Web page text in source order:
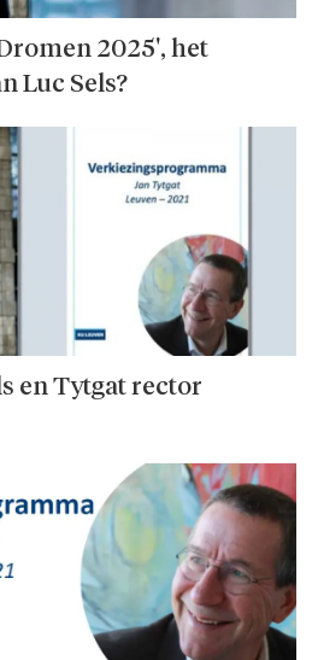
2025', het
Luc Sels?
en Tytgat rector